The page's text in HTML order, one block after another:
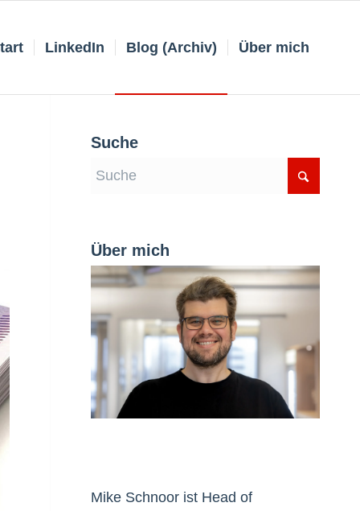
LinkedIn Blog (Archiv) Über mich
Suche
Über mich
Mike Schnoor ist Head of